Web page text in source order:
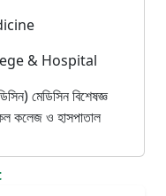
& Hospital
মেডিসিন বিশেষজ্ঞ
কলেজ ও হাসপাতাল